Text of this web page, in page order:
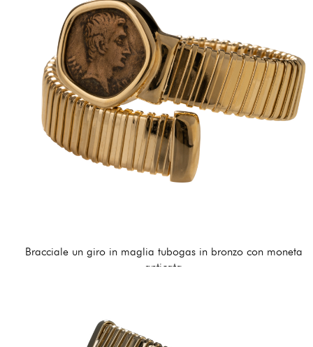
Bracciale un giro in maglia tubogas in bronzo con moneta
anticata